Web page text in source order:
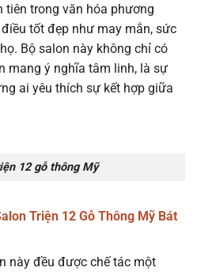
tiên trong văn hóa phương
tốt đẹp như may mắn, sức
Bộ salon này không chỉ có
mang ý nghĩa tâm linh, là sự
ai yêu thích sự kết hợp giữa
12 gỗ thông Mỹ
Triện 12 Gỗ Thông Mỹ Bát
này đều được chế tác một